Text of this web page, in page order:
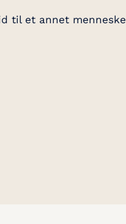
til et annet menneske